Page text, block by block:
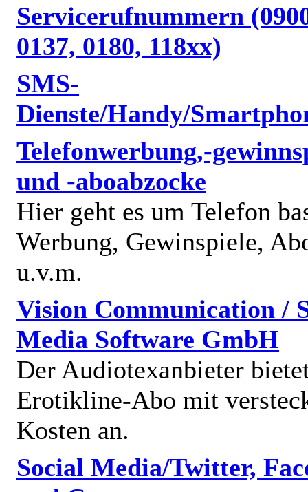
Servicerufnummern
0137, 0180, 118xx)
SMS-
Dienste/Handy/
Telefonwerbung,-
und -aboabzocke
Hier geht es um Telefon
Werbung, Gewinspiele,
u.v.m.
Vision Communication /
Media Software GmbH
Der Audiotexanbieter
Erotikline-Abo mit
Kosten an.
Social Media/Twitter,